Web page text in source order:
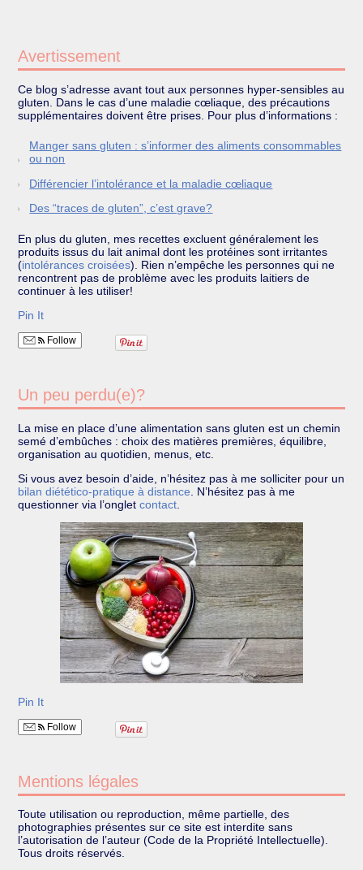
Avertissement
Ce blog s’adresse avant tout aux personnes hyper-sensibles au
gluten. Dans le cas d’une maladie cœliaque, des précautions
supplémentaires doivent être prises. Pour plus d’informations :
Manger sans gluten : s’informer des aliments consommables
ou non
Différencier l’intolérance et la maladie cœliaque
Des “traces de gluten”, c’est grave?
En plus du gluten, mes recettes excluent généralement les
produits issus du lait animal dont les protéines sont irritantes
(intolérances croisées). Rien n’empêche les personnes qui ne
rencontrent pas de problème avec les produits laitiers de
continuer à les utiliser!
Pin It
Follow
Un peu perdu(e)?
La mise en place d’une alimentation sans gluten est un chemin
semé d’embûches : choix des matières premières, équilibre,
organisation au quotidien, menus, etc.
Si vous avez besoin d’aide, n’hésitez pas à me solliciter pour un
bilan diétético-pratique à distance . N’hésitez pas à me
questionner via l’ongletcontact
Pin It
Follow
Mentions légales
Toute utilisation ou reproduction, même partielle, des
photographies présentes sur ce site est interdite sans
l’autorisation de l’auteur (Code de la Propriété Intellectuelle).
Tous droits réservés.